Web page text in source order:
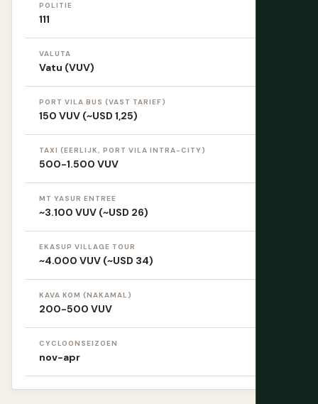
POLITIE
111
VALUTA
Vatu (VUV)
PORT VILA BUS (VAST TARIEF)
150 VUV (~USD 1,25)
TAXI (EERLIJK, PORT VILA INTRA-CITY)
500-1.500 VUV
MT YASUR ENTREE
~3.100 VUV (~USD 26)
EKASUP VILLAGE TOUR
~4.000 VUV (~USD 34)
KAVA KOM (NAKAMAL)
200-500 VUV
CYCLOONSEIZOEN
nov-apr